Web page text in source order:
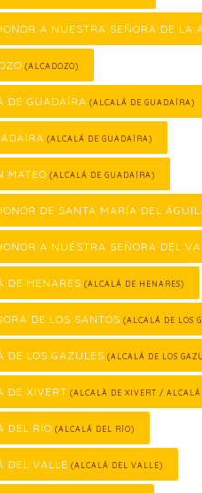
A NUESTRA SEÑORA DE LA
(ALCADOZO)
DE GUADAÍRA (ALCALÁ DE GUADAÍRA)
(ALCALÁ DE GUADAÍRA)
MATEO (ALCALÁ DE GUADAÍRA)
DE SANTA MARÍA DEL
A NUESTRA SEÑORA DEL
DE HENARES (ALCALÁ DE HENARES)
DE LOS SANTOS (ALCALÁ DE LOS
DE LOS GAZULES (ALCALÁ DE LOS
DE XIVERT (ALCALÀ DE XIVERT /
DEL RÍO (ALCALÁ DEL RÍO)
DEL VALLE (ALCALÁ DEL VALLE)